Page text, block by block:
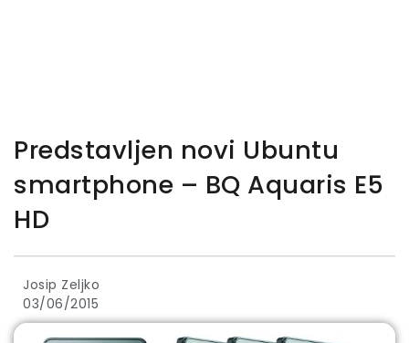
Predstavljen novi Ubuntu
smartphone – BQ Aquaris E5
HD
Josip Zeljko
03/06/2015